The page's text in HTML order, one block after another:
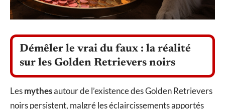
Démêler le vrai du faux : la réalité
sur les Golden Retrievers noirs
Lesmythesautour de l’existence des Golden Retrievers
noirs persistent, malgré les éclaircissements apportés